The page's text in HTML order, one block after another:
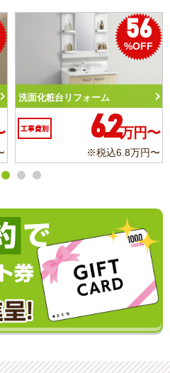
56
%OFF
洗面化粧台リフォーム
工事費別 6.2万円〜
※税込6.8万円〜